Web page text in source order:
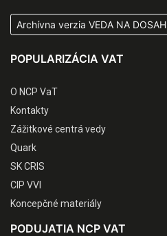
Archívna verzia VEDA NA DOSAH
POPULARIZÁCIA VAT
O NCP VaT
Kontakty
Zážitkové centrá vedy
Quark
SK CRIS
CIP VVI
Koncepčné materiály
PODUJATIA NCP VAT